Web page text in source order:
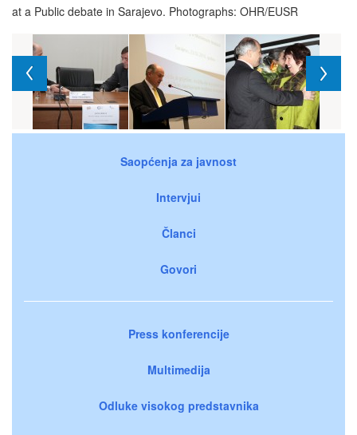
at a Public debate in Sarajevo. Photographs: OHR/EUSR
Saopćenja za javnost
Intervjui
Članci
Govori
Press konferencije
Multimedija
Odluke visokog predstavnika